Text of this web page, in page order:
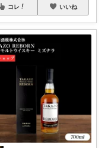
コレ いいね